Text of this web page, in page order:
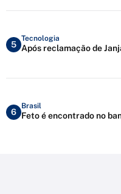
5
Tecnologia
Após reclamação de
6
Brasil
Feto é encontrado no